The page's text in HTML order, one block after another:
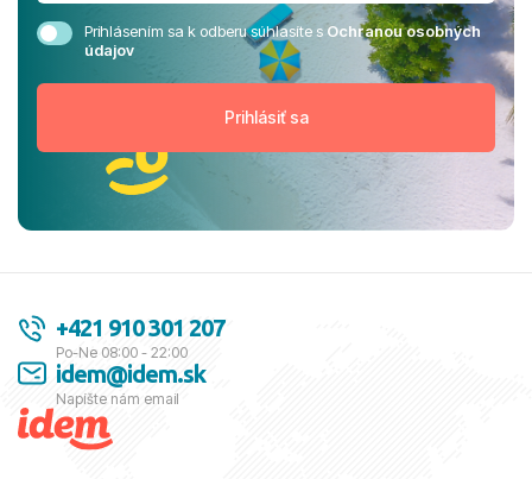
Prihlásením sa k odberu súhlasíte sOchranou osobných
údajov
+421 910 301 207
Po-Ne 08:00 - 22:00
idem@idem.sk
Napíšte nám email